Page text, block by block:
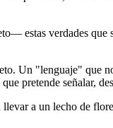
estas verdades que
Un "lenguaje" que
pretende señalar,
a un lecho de